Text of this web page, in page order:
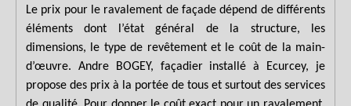
Le prix pour le ravalement de façade dépend de différents
éléments dont l’état général de la structure, les
dimensions, le type de revêtement et le coût de la main-
d’œuvre. Andre BOGEY, façadier installé à Ecurcey, je
propose des prix à la portée de tous et surtout des services